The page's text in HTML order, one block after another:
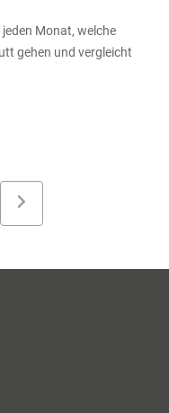
Monat, welche
gehen und vergleicht